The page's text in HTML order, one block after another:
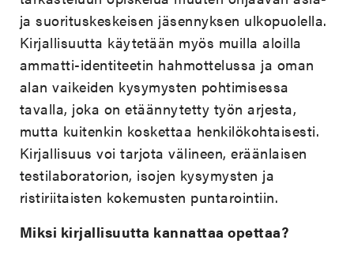
ja suorituskeskeisen jäsennyksen ulkopuolella.
Kirjallisuutta käytetään myös muilla aloilla
ammatti-identiteetin hahmottelussa ja oman
alan vaikeiden kysymysten pohtimisessa
tavalla, joka on etäännytetty työn arjesta,
mutta kuitenkin koskettaa henkilökohtaisesti.
Kirjallisuus voi tarjota välineen, eräänlaisen
testilaboratorion, isojen kysymysten ja
ristiriitaisten kokemusten puntarointiin.
Miksi kirjallisuutta kannattaa opettaa?